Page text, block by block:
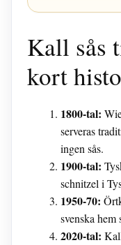
Kall sås
kort
1800-tal:
serveras
ingen sås.
1900-tal:
schnitzel i
1950-70:
svenska hem
2020-tal: